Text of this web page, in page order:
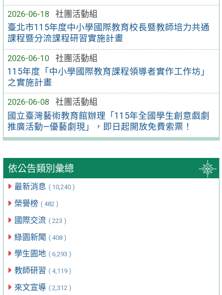
2026-06-18
社團活動組
臺北市115年度中小學國際教育校長暨教師培力共通
課程暨分流課程研習實施計畫
2026-06-10
社團活動組
115年度「中小學國際教育課程領導者實作工作坊」
之實施計畫
2026-06-08
社團活動組
國立臺灣藝術教育館辦理「115年全國學生創意戲劇
推廣活動—優藝劇現」，即日起開放免費索票！
依公告類別彙總
最新消息 ( 10,240 )
榮譽榜 ( 482 )
國際交流 ( 223 )
綠園新聞 ( 408 )
學生園地 ( 6,293 )
教師研習 ( 4,119 )
來文宣導 ( 2,312 )